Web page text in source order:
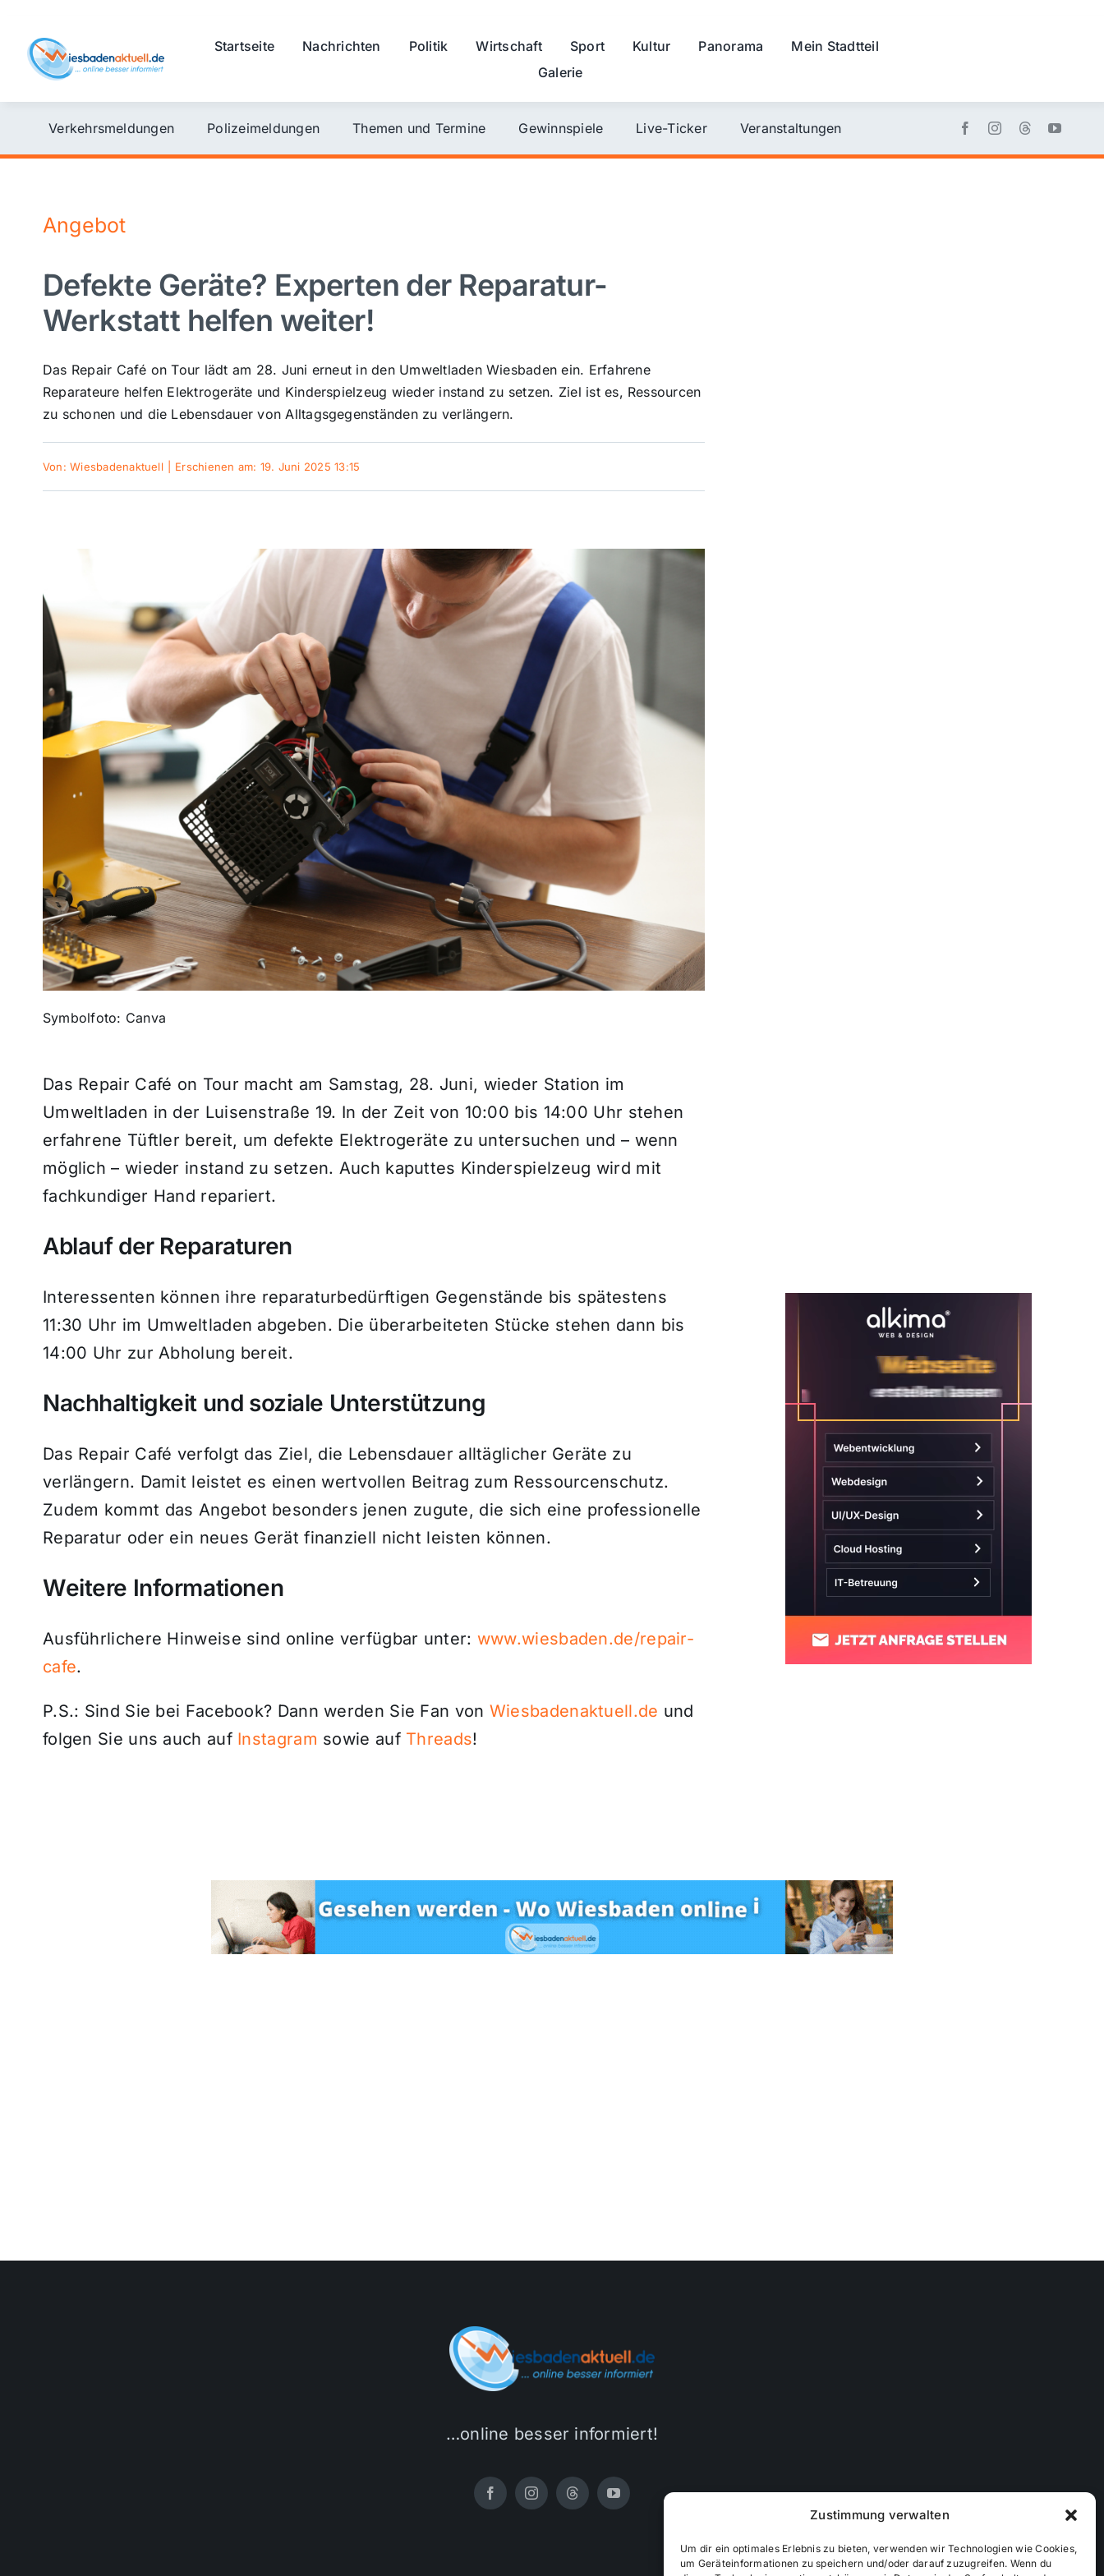
Zustimmung verwalten
Um dir ein optimales Erlebnis zu bieten, verwenden wir Technologien wie Cookies,
um Geräteinformationen zu speichern und/oder darauf zuzugreifen. Wenn du
content
Startseite Nachrichten Politik Wirtschaft Sport Kultur Panorama
Mein Stadtteil
Galerie
Verkehrsmeldungen Polizeimeldungen Themen und Termine Gewinnspiele Live-Ticker Veranstaltungen
Angebot
Defekte Geräte? Experten der Reparatur-
Werkstatt helfen weiter!
Das Repair Café on Tour lädt am 28. Juni erneut in den Umweltladen Wiesbaden ein. Erfahrene
Reparateure helfen Elektrogeräte und Kinderspielzeug wieder instand zu setzen. Ziel ist es, Ressourcen
zu schonen und die Lebensdauer von Alltagsgegenständen zu verlängern.
Von:Wiesbadenaktuell Erschienen am: 19. Juni 2025 13:15
Symbolfoto: Canva
Das Repair Café on Tour macht am Samstag, 28. Juni, wieder Station im
Umweltladen in der Luisenstraße 19. In der Zeit von 10:00 bis 14:00 Uhr stehen
erfahrene Tüftler bereit, um defekte Elektrogeräte zu untersuchen und – wenn
möglich – wieder instand zu setzen. Auch kaputtes Kinderspielzeug wird mit
fachkundiger Hand repariert.
Ablauf der Reparaturen
Interessenten können ihre reparaturbedürftigen Gegenstände bis spätestens
11:30 Uhr im Umweltladen abgeben. Die überarbeiteten Stücke stehen dann bis
14:00 Uhr zur Abholung bereit.
Nachhaltigkeit und soziale Unterstützung
Das Repair Café verfolgt das Ziel, die Lebensdauer alltäglicher Geräte zu
verlängern. Damit leistet es einen wertvollen Beitrag zum Ressourcenschutz.
Zudem kommt das Angebot besonders jenen zugute, die sich eine professionelle
Reparatur oder ein neues Gerät finanziell nicht leisten können.
Weitere Informationen
Ausführlichere Hinweise sind online verfügbar unter: www.wiesbaden.de/repair-
cafe.
P.S.: Sind Sie bei Facebook? Dann werden Sie Fan von Wiesbadenaktuell.de und
folgen Sie uns auch auf Instagram sowie auf Threads!
…online besser informiert!